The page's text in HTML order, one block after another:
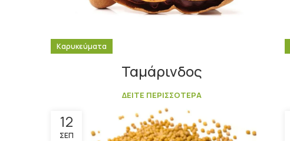
Καρυκεύματα
Ταμάρινδος
ΔΕΙΤΕ ΠΕΡΙΣΣΟΤΕΡΑ
12
ΣΕΠ